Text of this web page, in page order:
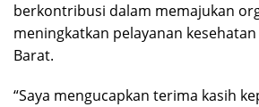
berkontribusi dalam memajukan
meningkatkan pelayanan
Barat.
“Saya mengucapkan terima kasih